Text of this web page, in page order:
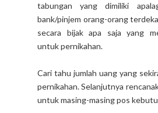
tabungan yang dimiliki
bank/pinjem orang-orang
secara bijak apa saja yang
untuk pernikahan.
Cari tahu jumlah uang yang
pernikahan. Selanjutnya
untuk masing-masing pos